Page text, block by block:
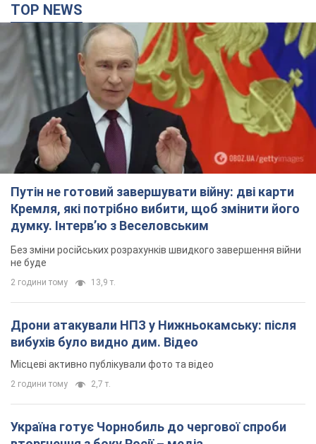
TOP NEWS
Путін не готовий завершувати війну: дві карти
Кремля, які потрібно вибити, щоб змінити його
думку. Інтерв’ю з Веселовським
Без зміни російських розрахунків швидкого завершення війни
не буде
2 години тому 13,9 т.
Дрони атакували НПЗ у Нижньокамську: після
вибухів було видно дим. Відео
Місцеві активно публікували фото та відео
2 години тому 2,7 т.
Україна готує Чорнобиль до чергової спроби